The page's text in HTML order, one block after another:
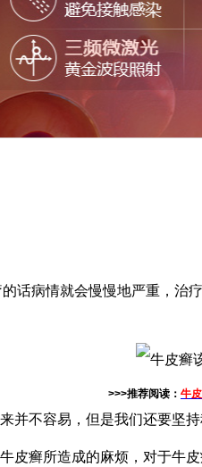
话病情就会慢慢地严重，治
>>>推荐阅读： 牛
并不容易，但是我们还要
皮癣所造成的麻烦，对于